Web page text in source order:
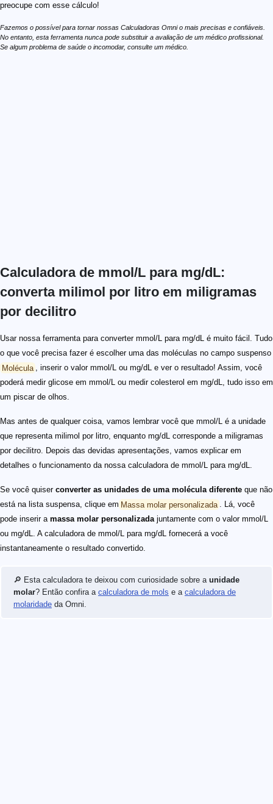
preocupe com esse cálculo!
Fazemos o possível para tornar nossas Calculadoras Omni o mais precisas e confiáveis.
No entanto, esta ferramenta nunca pode substituir a avaliação de um médico profissional.
Se algum problema de saúde o incomodar, consulte um médico.
Calculadora de mmol/L para mg/dL:
converta milimol por litro em miligramas
por decilitro
Usar nossa ferramenta para converter mmol/L para mg/dL é muito fácil. Tudo
o que você precisa fazer é escolher uma das moléculas no campo suspenso
Molécula , inserir o valor mmol/L ou mg/dL e ver o resultado! Assim, você
poderá medir glicose em mmol/L ou medir colesterol em mg/dL, tudo isso em
um piscar de olhos.
Mas antes de qualquer coisa, vamos lembrar você que mmol/L é a unidade
que representa milimol por litro, enquanto mg/dL corresponde a miligramas
por decilitro. Depois das devidas apresentações, vamos explicar em
detalhes o funcionamento da nossa calculadora de mmol/L para mg/dL.
Se você quiser converter as unidades de uma molécula diferente que não
está na lista suspensa, clique em Massa molar personalizada . Lá, você
pode inserir a massa molar personalizadajuntamente com o valor mmol/L
ou mg/dL. A calculadora de mmol/L para mg/dL fornecerá a você
instantaneamente o resultado convertido.
🔎 Esta calculadora te deixou com curiosidade sobre a unidade
molar? Então confira a calculadora de mols e a calculadora de
molaridade da Omni.